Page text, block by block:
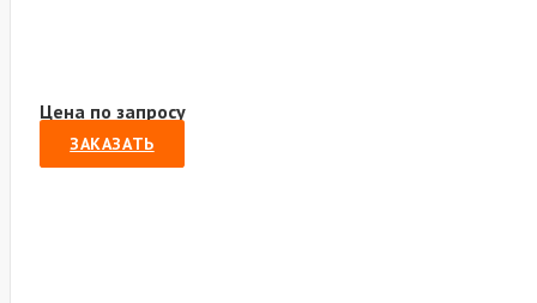
Цена по запросу
ЗАКАЗАТЬ